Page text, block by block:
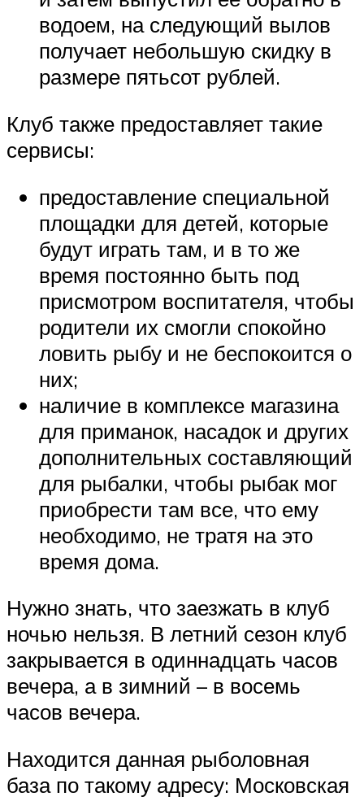
водоем, на следующий вылов
получает небольшую скидку в
размере пятьсот рублей.
Клуб также предоставляет такие
сервисы:
предоставление специальной
площадки для детей, которые
будут играть там, и в то же
время постоянно быть под
присмотром воспитателя, чтобы
родители их смогли спокойно
ловить рыбу и не беспокоится о
них;
наличие в комплексе магазина
для приманок, насадок и других
дополнительных составляющий
для рыбалки, чтобы рыбак мог
приобрести там все, что ему
необходимо, не тратя на это
время дома.
Нужно знать, что заезжать в клуб
ночью нельзя. В летний сезон клуб
закрывается в одиннадцать часов
вечера, а в зимний – в восемь
часов вечера.
Находится данная рыболовная
база по такому адресу: Московская